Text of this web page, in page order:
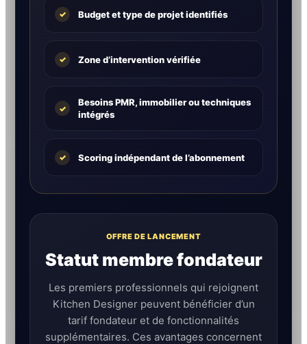
✓ Budget et type de projet identifiés
✓ Zone d’intervention vérifiée
✓
Besoins PMR, immobilier ou techniques
intégrés
✓ Scoring indépendant de l’abonnement
OFFRE DE LANCEMENT
Statut membre fondateur
Les premiers professionnels qui rejoignent
Kitchen Designer peuvent bénéficier d’un
tarif fondateur et de fonctionnalités
supplémentaires. Ces avantages concernent